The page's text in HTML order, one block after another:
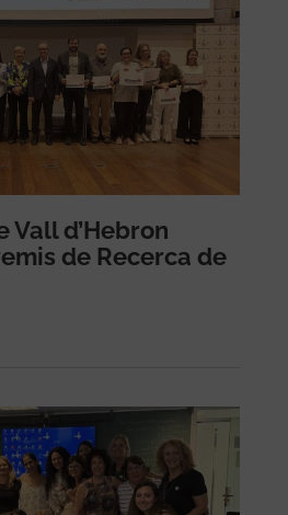
Vall d’Hebron
de Recerca de